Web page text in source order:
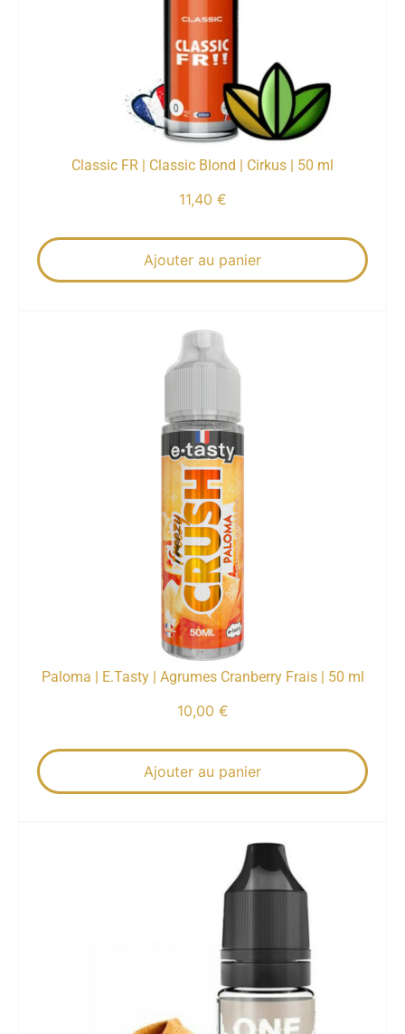
Classic FR | Classic Blond | Cirkus | 50 ml
11,40 €
Ajouter au panier
Paloma | E.Tasty | Agrumes Cranberry Frais | 50 ml
10,00 €
Ajouter au panier